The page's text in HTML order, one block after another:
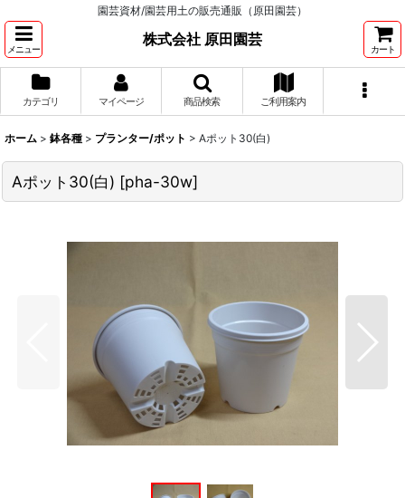
園芸資材/園芸用土の販売通販（原田園芸）
メニュー
株式会社 原田園芸
カート
カテゴリ マイページ 商品検索 ご利用案内
ホーム > 鉢各種 > プランター/ポット > Aポット30(白)
Aポット30(白) [pha-30w]